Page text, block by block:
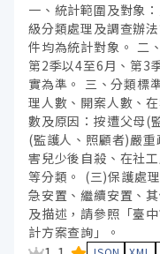
一、統計範圍及對象
級分類處理及調查辦
件均為統計對象。 二
第2季以4至6月、第3
實為準。 三、分類標
理人數、開案人數、
數及原因：按遭父母(
(監護人、照顧者)嚴
害兒少後自殺、在社
等分類。 (三)保護處
急安置、繼續安置、
及描述，請參照「臺
計方案查詢」。